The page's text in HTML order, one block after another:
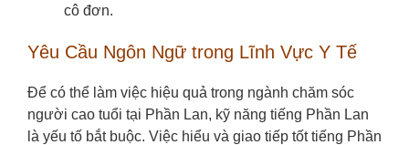
cô đơn.
Yêu Cầu Ngôn Ngữ trong Lĩnh Vực Y Tế
Để có thể làm việc hiệu quả trong ngành chăm sóc
người cao tuổi tại Phần Lan, kỹ năng tiếng Phần Lan
là yếu tố bắt buộc. Việc hiểu và giao tiếp tốt tiếng Phần